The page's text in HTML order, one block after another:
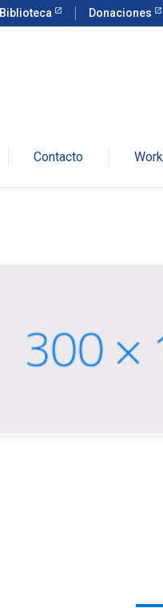
Biblioteca Donaciones
Contacto